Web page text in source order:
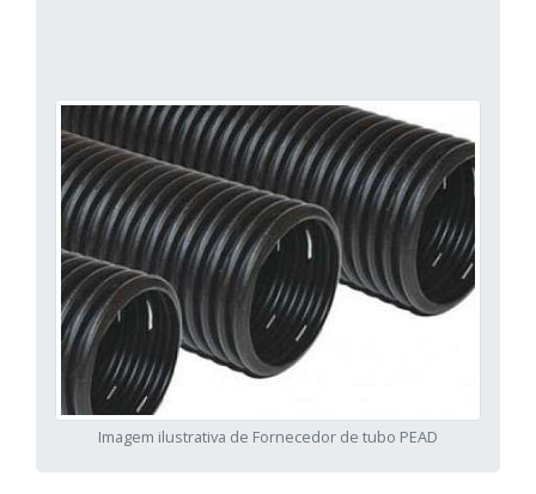
Imagem ilustrativa de Fornecedor de tubo PEAD